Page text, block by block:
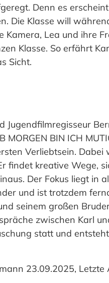
Denn es
Die Klasse will
Kamera, Lea und ihre
Klasse. So erfährt
Sicht.
Jugendfilmregisseur
MORGEN BIN ICH
Verliebtsein.
findet kreative Wege,
Der Fokus liegt in
und ist trotzdem
seinem großen
zwischen Karl
statt und
23.09.2025, Letzte